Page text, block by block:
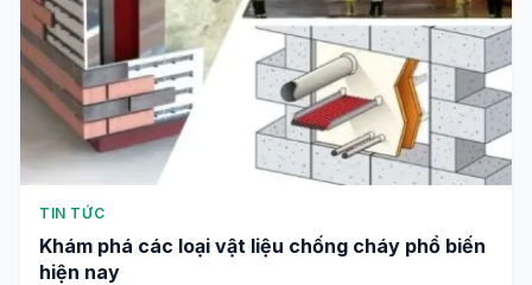
TIN TỨC
Khám phá các loại vật liệu chống cháy phổ biến
hiện nay